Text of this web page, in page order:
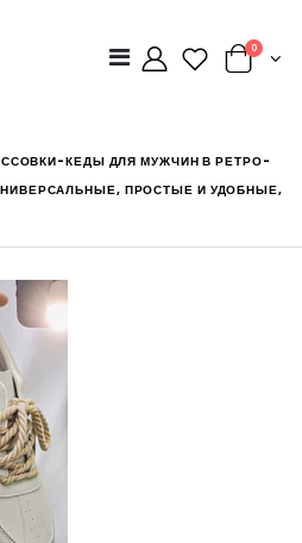
0
КЕДЫ ДЛЯ МУЖЧИН В РЕТРО-
ПРОСТЫЕ И УДОБНЫЕ,